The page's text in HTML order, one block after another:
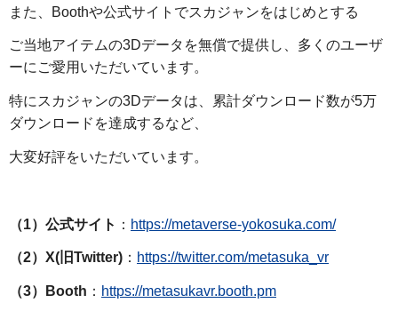
また、Boothや公式サイトでスカジャンをはじめとする
ご当地アイテムの3Dデータを無償で提供し、多くのユーザ
ーにご愛用いただいています。
特にスカジャンの3Dデータは、累計ダウンロード数が5万
ダウンロードを達成するなど、
大変好評をいただいています。
（1）公式サイト ： https://metaverse-yokosuka.com/
（2）X(旧Twitter) ： https://twitter.com/metasuka_vr
（3）Booth ： https://metasukavr.booth.pm